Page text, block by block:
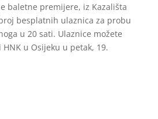
baletne premijere, iz Kazališta
besplatnih ulaznica za probu
u 20 sati. Ulaznice možete
u Osijeku u petak, 19.